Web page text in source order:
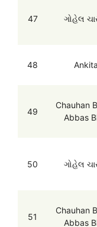
47 ગોહેલ
48 Ankita
49
Chauhan
Abbas
50 ગોહેલ
51
Chauhan
Abbas